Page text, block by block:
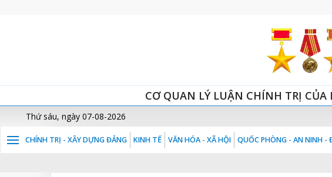
CƠ QUAN LÝ LUẬN CHÍNH TRỊ
Thứ sáu, ngày 07-08-2026
CHÍNH TRỊ - XÂY DỰNG ĐẢNG KINH TẾ VĂN HÓA - XÃ HỘI QUỐC PHÒNG - AN NINH -